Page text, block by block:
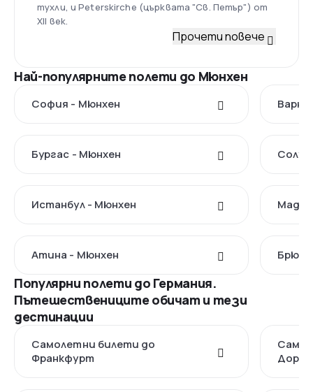
тухли, и Peterskirche (църквата "Св. Петър") от
XII век.
Прочети повече
Най-популярните полети до Мюнхен
София - Мюнхен
Бургас - Мюнхен
Истанбул - Мюнхен
Атина - Мюнхен
Популярни полети до Германия.
Пътешествениците обичат и тези
дестинации
Самолетни билети до
Франкфурт